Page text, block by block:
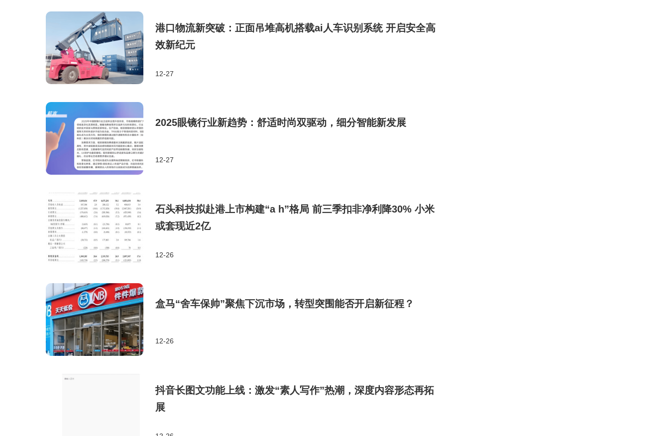
港口物流新突破：正面吊堆高机搭载ai人车识别系统 开启安全高
效新纪元
12-27
2025眼镜行业新趋势：舒适时尚双驱动，细分智能新发展
12-27
石头科技拟赴港上市构建“a h”格局 前三季扣非净利降30% 小米
或套现近2亿
12-26
盒马“舍车保帅”聚焦下沉市场，转型突围能否开启新征程？
12-26
抖音长图文功能上线：激发“素人写作”热潮，深度内容形态再拓
展